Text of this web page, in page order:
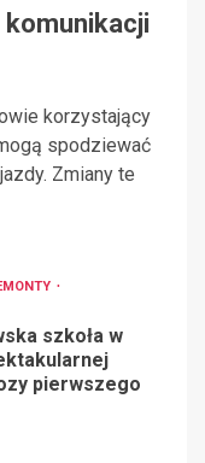
komunikacji
korzystający
spodziewać
Zmiany te
szkoła w
pierwszego